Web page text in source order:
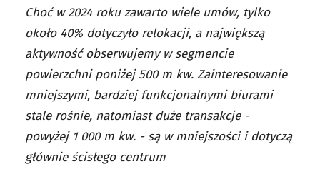
Choć w 2024 roku zawarto wiele umów, tylko
około 40% dotyczyło relokacji, a największą
aktywność obserwujemy w segmencie
powierzchni poniżej 500 m kw. Zainteresowanie
mniejszymi, bardziej funkcjonalnymi biurami
stale rośnie, natomiast duże transakcje -
powyżej 1 000 m kw. - są w mniejszości i dotyczą
głównie ścisłego centrum